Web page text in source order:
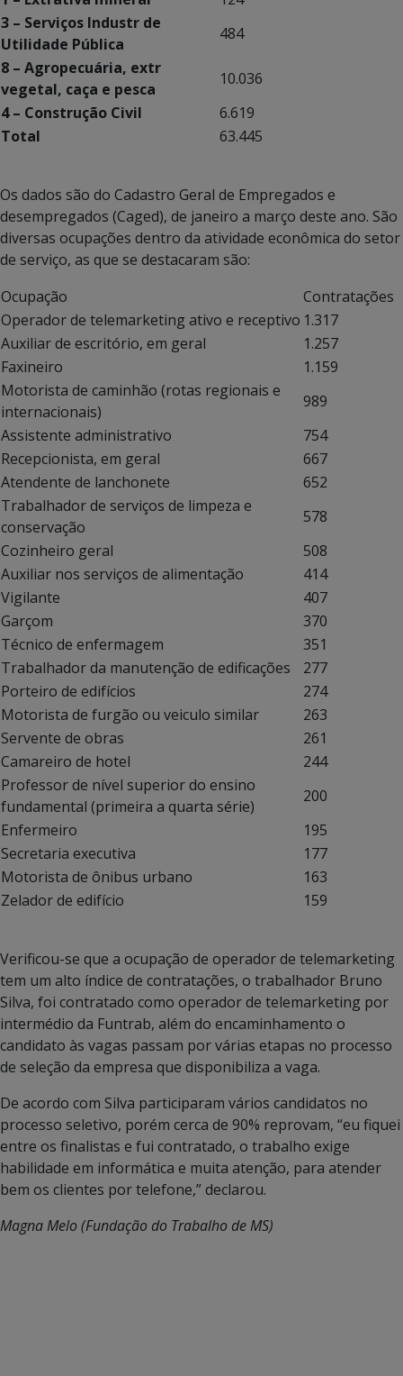
3 – Serviços Industr de
Utilidade Pública
484
8 – Agropecuária, extr
vegetal, caça e pesca
10.036
4 – Construção Civil
6.619
Total
63.445
Os dados são do Cadastro Geral de Empregados e
desempregados (Caged), de janeiro a março deste ano. São
diversas ocupações dentro da atividade econômica do setor
de serviço, as que se destacaram são:
Ocupação
Contratações
Operador de telemarketing ativo e receptivo 1.317
Auxiliar de escritório, em geral
1.257
Faxineiro
1.159
Motorista de caminhão (rotas regionais e
internacionais)
989
Assistente administrativo
754
Recepcionista, em geral
667
Atendente de lanchonete
652
Trabalhador de serviços de limpeza e
conservação
578
Cozinheiro geral
508
Auxiliar nos serviços de alimentação
414
Vigilante
407
Garçom
370
Técnico de enfermagem
351
Trabalhador da manutenção de edificações
277
Porteiro de edifícios
274
Motorista de furgão ou veiculo similar
263
Servente de obras
261
Camareiro de hotel
244
Professor de nível superior do ensino
fundamental (primeira a quarta série)
200
Enfermeiro
195
Secretaria executiva
177
Motorista de ônibus urbano
163
Zelador de edifício
159
Verificou-se que a ocupação de operador de telemarketing
tem um alto índice de contratações, o trabalhador Bruno
Silva, foi contratado como operador de telemarketing por
intermédio da Funtrab, além do encaminhamento o
candidato às vagas passam por várias etapas no processo
de seleção da empresa que disponibiliza a vaga.
De acordo com Silva participaram vários candidatos no
processo seletivo, porém cerca de 90% reprovam, “eu fiquei
entre os finalistas e fui contratado, o trabalho exige
habilidade em informática e muita atenção, para atender
bem os clientes por telefone,” declarou.
Magna Melo (Fundação do Trabalho de MS)